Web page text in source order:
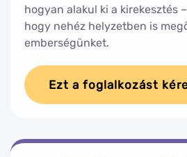
hogyan alakul ki a kirekesztés
hogy nehéz helyzetben is
emberségünket.
Ezt a foglalkozást